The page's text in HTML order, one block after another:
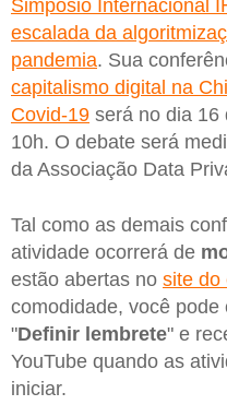
Simpósio Internacional
escalada da
pandemia. Sua
capitalismo digital na
Covid-19 será no dia 16
10h. O debate será
da Associação Data
Tal como as demais
atividade ocorrerá de
estão abertas no site do
comodidade, você
"Definir lembrete" e
YouTube quando as
iniciar.